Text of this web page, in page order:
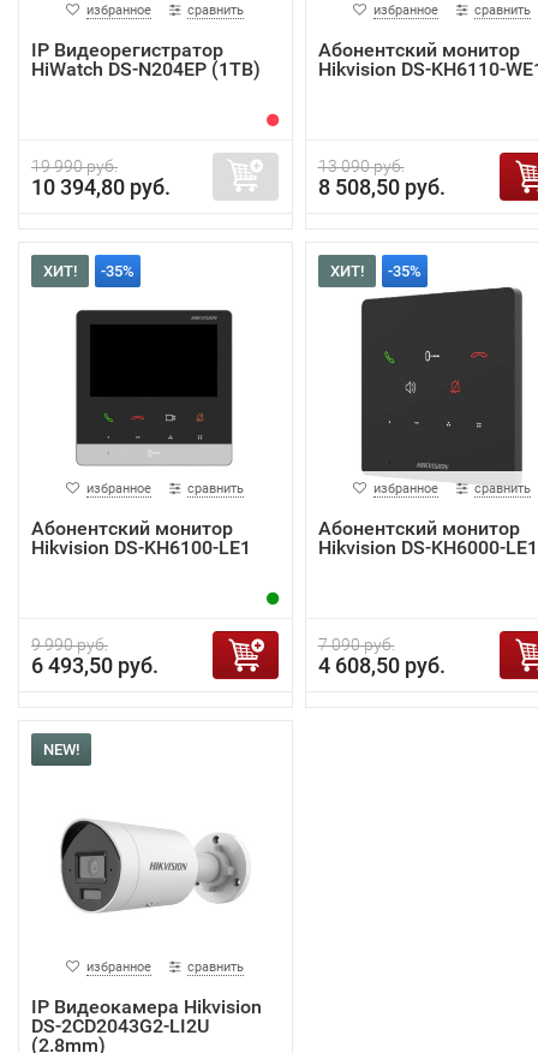
избранное сравнить
IP Видеорегистратор
HiWatch DS-N204EP (1TB)
19 990 руб.
10 394,80 руб.
избранное сравнить
Абонентский монитор
Hikvision DS-KH6110-
13 090 руб.
8 508,50 руб.
ХИТ! -35%
избранное сравнить
Абонентский монитор
Hikvision DS-KH6100-LE1
9 990 руб.
6 493,50 руб.
ХИТ! -35%
избранное сравнить
Абонентский монитор
Hikvision DS-KH6000-LE1
7 090 руб.
4 608,50 руб.
NEW!
избранное сравнить
IP Видеокамера Hikvision
DS-2CD2043G2-LI2U
(2.8mm)